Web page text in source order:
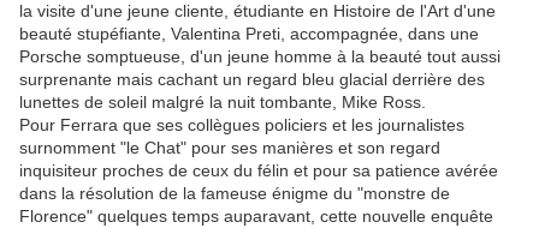
la visite d'une jeune cliente, étudiante en Histoire de l'Art d'une
beauté stupéfiante, Valentina Preti, accompagnée, dans une
Porsche somptueuse, d'un jeune homme à la beauté tout aussi
surprenante mais cachant un regard bleu glacial derrière des
lunettes de soleil malgré la nuit tombante, Mike Ross.
Pour Ferrara que ses collègues policiers et les journalistes
surnomment "le Chat" pour ses manières et son regard
inquisiteur proches de ceux du félin et pour sa patience avérée
dans la résolution de la fameuse énigme du "monstre de
Florence" quelques temps auparavant, cette nouvelle enquête